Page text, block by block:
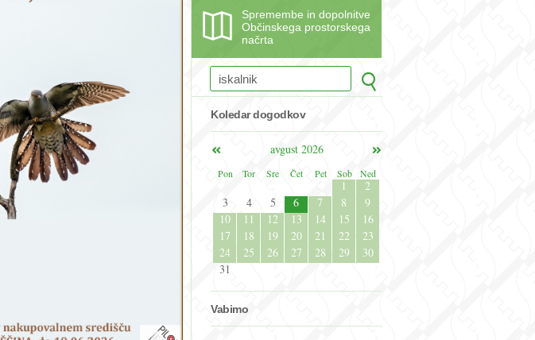
Spremembe in dopolnitve
Občinskega prostorskega
načrta
Koledar dogodkov
avgust 2026
Pon
Tor Sre Čet Pet Sob Ned
1
2
3
4 5 6 7 8
9
10
11 12 13 14 15
16
17
18 19 20 21 22
23
24
25 26 27 28 29
30
31
Vabimo